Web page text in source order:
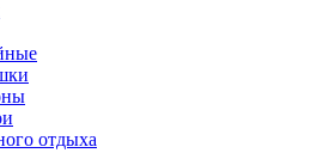
отдыха